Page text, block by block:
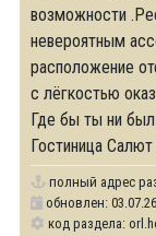
возможности
невероятным
расположение
с лёгкостью
Где бы ты ни
Гостиница
полный адрес
обновлен: 03.07.26
код раздела: